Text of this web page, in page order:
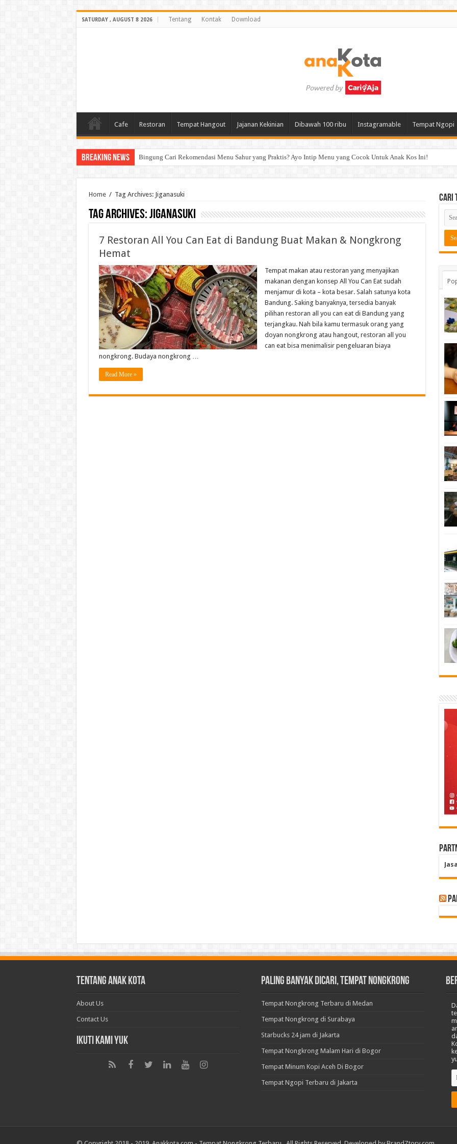
SATURDAY , AUGUST 8 2026 Tentang Kontak Download
Cafe Restoran Tempat Hangout Jajanan Kekinian Dibawah 100 ribu Instagramable Tempat Ngopi
Breaking News Bingung Cari Rekomendasi Menu Sahur yang Praktis? Ayo Intip Menu yang Cocok Untuk Anak Kos Ini!
Home / Tag Archives: Jiganasuki
Tag Archives:Jiganasuki
7 Restoran All You Can Eat di Bandung Buat Makan & Nongkrong
Hemat
Tempat makan atau restoran yang menyajikan
makanan dengan konsep All You Can Eat sudah
menjamur di kota – kota besar. Salah satunya kota
Bandung. Saking banyaknya, tersedia banyak
pilihan restoran all you can eat di Bandung yang
terjangkau. Nah bila kamu termasuk orang yang
doyan nongkrong atau hangout, restoran all you
can eat bisa menimalisir pengeluaran biaya
nongkrong. Budaya nongkrong …
Read More »
Cari
Tentang Anak Kota
About Us
Contact Us
Ikuti Kami Yuk
Paling Banyak Dicari, Tempat Nongkrong
Tempat Nongkrong Terbaru di Medan
Tempat Nongkrong di Surabaya
Starbucks 24 jam di Jakarta
Tempat Nongkrong Malam Hari di Bogor
Tempat Minum Kopi Aceh Di Bogor
Tempat Ngopi Terbaru di Jakarta